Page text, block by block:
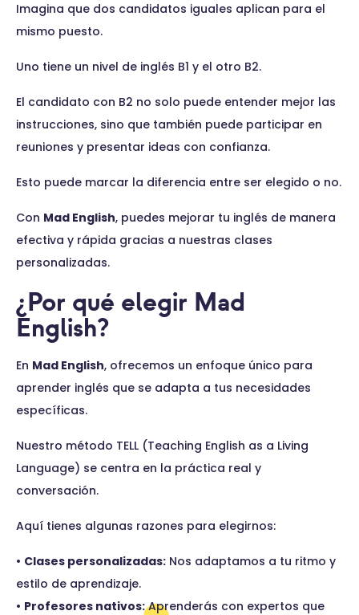
Imagina que dos candidatos iguales aplican para el
mismo puesto.
Uno tiene un nivel de inglés B1 y el otro B2.
El candidato con B2 no solo puede entender mejor las
instrucciones, sino que también puede participar en
reuniones y presentar ideas con confianza.
Esto puede marcar la diferencia entre ser elegido o no.
Con Mad English, puedes mejorar tu inglés de manera
efectiva y rápida gracias a nuestras clases
personalizadas.
¿Por qué elegir Mad
English?
En Mad English, ofrecemos un enfoque único para
aprender inglés que se adapta a tus necesidades
específicas.
Nuestro método TELL (Teaching English as a Living
Language) se centra en la práctica real y
conversación.
Aquí tienes algunas razones para elegirnos:
• Clases personalizadas: Nos adaptamos a tu ritmo y
estilo de aprendizaje.
• Profesores nativos:Aprenderás con expertos que